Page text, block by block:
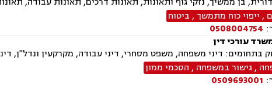
, ייפוי כוח מתמשך, ביטוח
0508004754
עורכי דין
בתחומים: דיני משפחה, משפט מסחרי, דיני עבודה, מקרקעין ונדל"ן,
,גישור במשפחה , הסכמי ממון
0509693001